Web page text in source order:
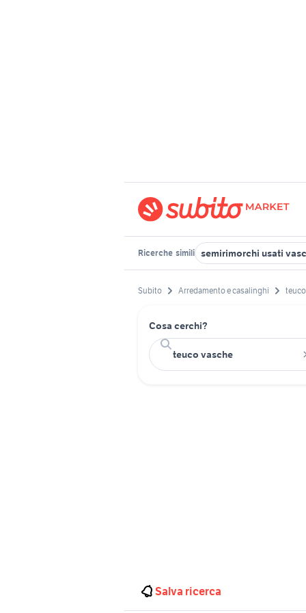
Ricerche simili semirimorchi usati
Subito Arredamento e casalinghi
Cosa cerchi?
Salva ricerca